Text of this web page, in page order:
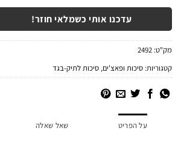
עדכנו אותי כשמלאי חוזר!
מק"ט:2492
קטגוריות:סיכות ופאצ'ים,סיכות לתיק-בגד
על הפריט שאל שאלה